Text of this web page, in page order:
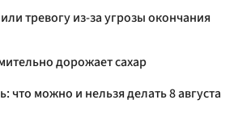
тревогу из-за угрозы окончания
дорожает сахар
что можно и нельзя делать 8 августа